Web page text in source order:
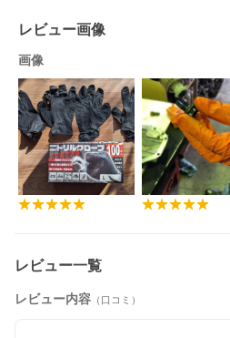
レビュー画像
画像
レビュー一覧
レビュー内容 （口コミ）